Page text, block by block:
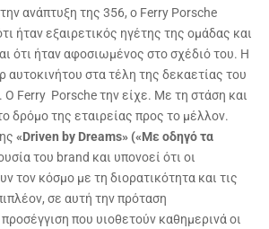
ανάπτυξη της 356, ο Ferry Porsche
ήταν εξαιρετικός ηγέτης της ομάδας και
ότι ήταν αφοσιωμένος στο σχέδιό του. Η
αυτοκινήτου στα τέλη της δεκαετίας του
Ο Ferry Porsche την είχε. Με τη στάση και
δρόμο της εταιρείας προς το μέλλον.
«Driven by Dreams» («Με οδηγό τα
του brand και υπονοεί ότι οι
τον κόσμο με τη διορατικότητα και τις
σε αυτή την πρόταση
που υιοθετούν καθημερινά οι